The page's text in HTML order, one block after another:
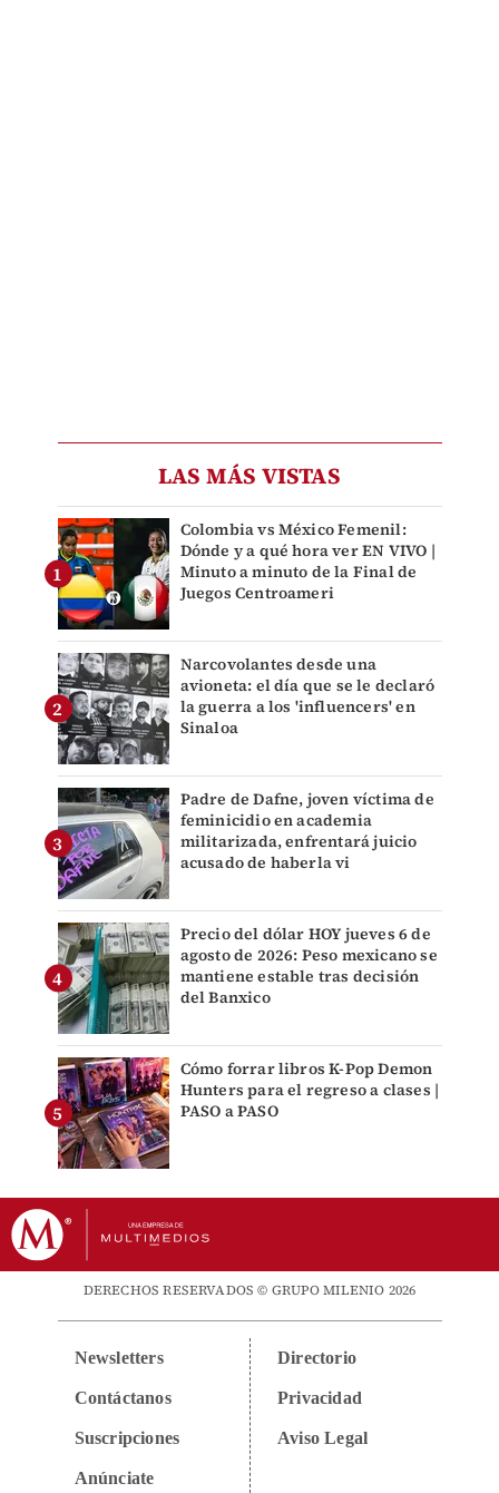
LAS MÁS VISTAS
Colombia vs México Femenil:
Dónde y a qué hora ver EN VIVO |
Minuto a minuto de la Final de
Juegos Centroameri
Narcovolantes desde una
avioneta: el día que se le declaró
la guerra a los 'influencers' en
Sinaloa
Padre de Dafne, joven víctima de
feminicidio en academia
militarizada, enfrentará juicio
acusado de haberla vi
Precio del dólar HOY jueves 6 de
agosto de 2026: Peso mexicano se
mantiene estable tras decisión
del Banxico
Cómo forrar libros K-Pop Demon
Hunters para el regreso a clases |
PASO a PASO
DERECHOS RESERVADOS © GRUPO MILENIO 2026
Newsletters
Contáctanos
Suscripciones
Anúnciate
Directorio
Privacidad
Aviso Legal